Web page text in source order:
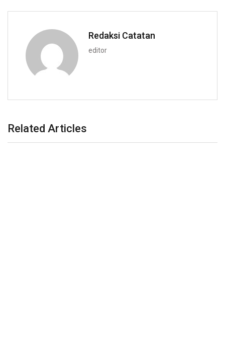
Redaksi Catatan
editor
Related Articles